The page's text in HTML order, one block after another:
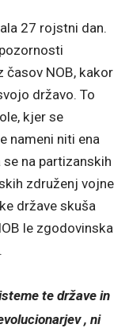
27 rojstni dan.
NOB, kakor
državo. To
kjer se
nameni niti ena
na partizanskih
združenj vojne
države skuša
le zgodovinska
te države in
, ni